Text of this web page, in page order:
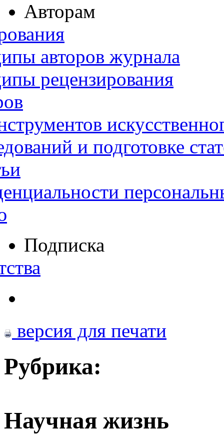
Авторам
авторов журнала
рецензирования
и подготовке
Подписка
версия для печати
Рубрика:
Научная жизнь